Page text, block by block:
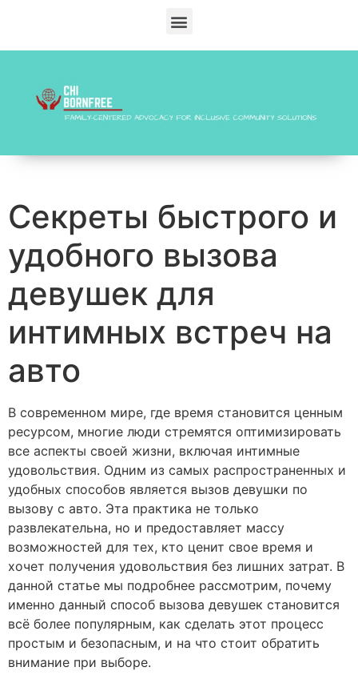
Секреты быстрого и
удобного вызова
девушек для
интимных встреч на
авто
В современном мире, где время становится ценным
ресурсом, многие люди стремятся оптимизировать
все аспекты своей жизни, включая интимные
удовольствия. Одним из самых распространенных и
удобных способов является вызов девушки по
вызову с авто. Эта практика не только
развлекательна, но и предоставляет массу
возможностей для тех, кто ценит свое время и
хочет получения удовольствия без лишних затрат. В
данной статье мы подробнее рассмотрим, почему
именно данный способ вызова девушек становится
всё более популярным, как сделать этот процесс
простым и безопасным, и на что стоит обратить
внимание при выборе.